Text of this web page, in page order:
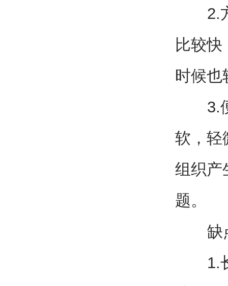
2.方
比较
时候也
3.便
软，轻
组织产
题。
缺
1.长